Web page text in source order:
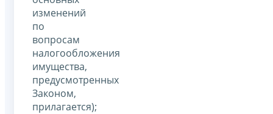
изменений
по
вопросам
налогообложения
имущества,
предусмотренных
Законом,
прилагается);